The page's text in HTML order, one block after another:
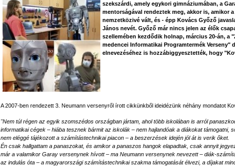
szekszárdi, amely egykori gimnáziumában, a
mentorságával rendeztek meg, akkor is, amikor
nemzetközivé vált, és - épp Kovács Győző
János nevét. Győző már nincs jelen az élők
szellemében kezdődik holnap, március 20-án, a
medencei Informatikai Programtermék Verseny"
elnevezéséhez is hozzábiggyesztették, hogy
A 2007-ben rendezett 3. Neumann versenyről írott cikkünkből ideidézünk néhány mondatot
"Nem túl régen az egyik szomszédos országban jártam, ahol több iskolában is arról
informatikai cégek – hiába tesznek bármit az iskolák – nem hajlandóak a diákokat támogatni,
nem eléggé tájékozott a számítástechnikai piacon – a beszerzések idején jól át is verik őket.
Én csak hallgattam a panaszokat, és amikor a panaszos hangok elapadtak, csak annyit
már a valamikor Garay versenynek hívott – ma Neumann versenynek nevezett – diák-
az indulás óta – a magyarországi számítástechnikai szakma támogatását élvezi, a díjakat